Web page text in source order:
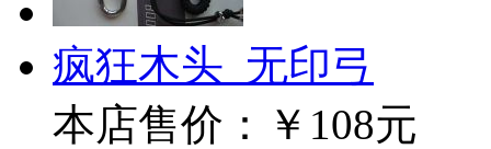
疯狂木头_无印弓
本店售价：
￥108元